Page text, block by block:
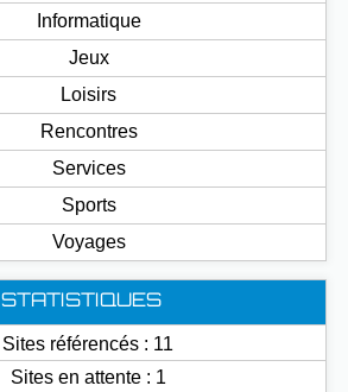
Informatique
Jeux
Loisirs
Rencontres
Services
Sports
Voyages
STATISTIQUES
Sites référencés : 11
Sites en attente : 1